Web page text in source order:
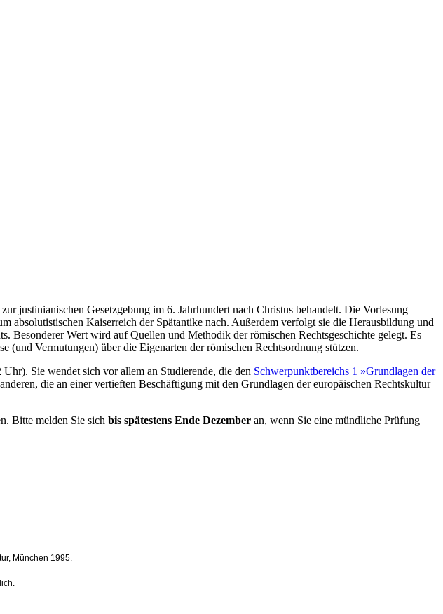
justinianischen Gesetzgebung im 6. Jahrhundert nach Christus behandelt. Die Vorlesung
absolutistischen Kaiserreich der Spätantike nach. Außerdem verfolgt sie die Herausbildung und
Besonderer Wert wird auf Quellen und Methodik der römischen Rechtsgeschichte gelegt. Es
(und Vermutungen) über die Eigenarten der römischen Rechtsordnung stützen.
Sie wendet sich vor allem an Studierende, die den Schwerpunktbereichs 1 »Grundlagen der
die an einer vertieften Beschäftigung mit den Grundlagen der europäischen Rechtskultur
Bitte melden Sie sich bis spätestens Ende Dezember an, wenn Sie eine mündliche Prüfung
München 1995.